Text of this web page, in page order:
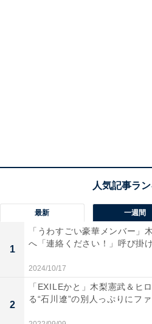
最新 一週間
1
「うわすごい豪華メンバー」
へ「連絡ください！」呼び掛
2024/10/17
2
「EXILEかと」木梨憲武＆ヒ
る“石川遼”の別人っぷりにフ